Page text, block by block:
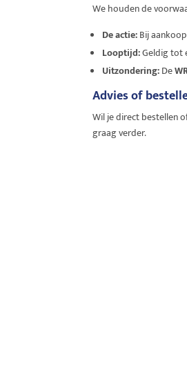
We houden de
De actie:Bij
Looptijd:Geldig tot
Uitzondering:De
Advies of
Wil je direct bestellen
graag verder.